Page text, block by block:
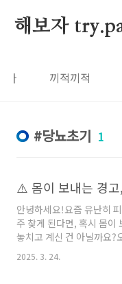
해보자
자 끼적끼적
당뇨초기 1
안녕하세요!요즘 유난히
주 찾게 된다면, 혹시 몸이
놓치고 계신 건 아닐까요?
증상 중에서도 자주 나타나
았습니다.지금 나에게 해당
2025. 3. 24.